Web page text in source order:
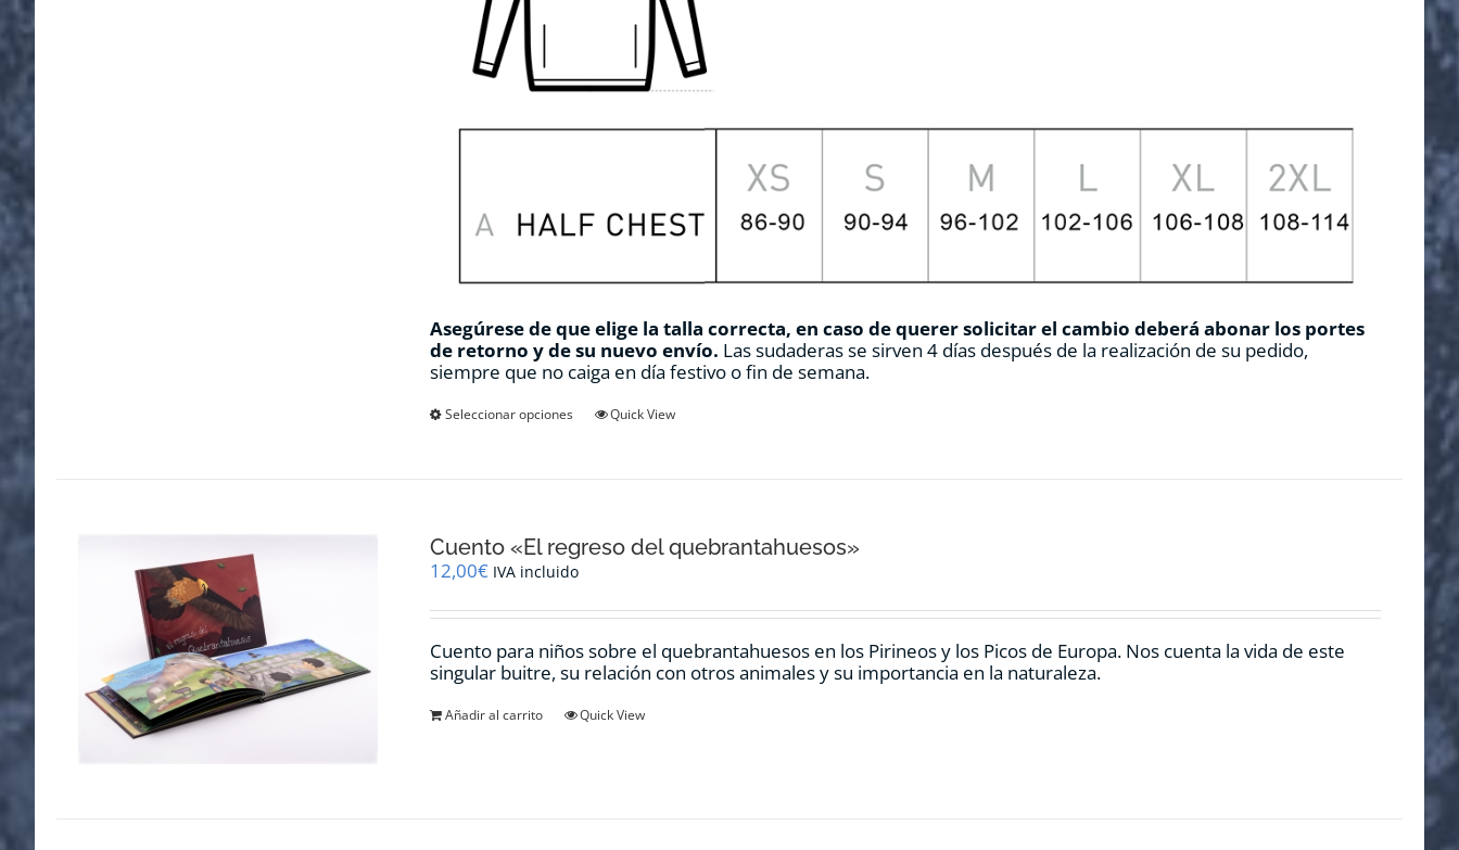
Asegúrese de que elige la talla correcta, en caso de querer solicitar el cambio deberá abonar los portes
de retorno y de su nuevo envío. Las sudaderas se sirven 4 días después de la realización de su pedido,
siempre que no caiga en día festivo o fin de semana.
Seleccionar opciones
Este
opciones
elegir
la
página
producto
Quick View
Cuento «El regreso del quebrantahuesos»
12,00€ IVA incluido
Cuento para niños sobre el quebrantahuesos en los Pirineos y los Picos de Europa. Nos cuenta la vida de este
singular buitre, su relación con otros animales y su importancia en la naturaleza.
Añadir al carrito Quick View